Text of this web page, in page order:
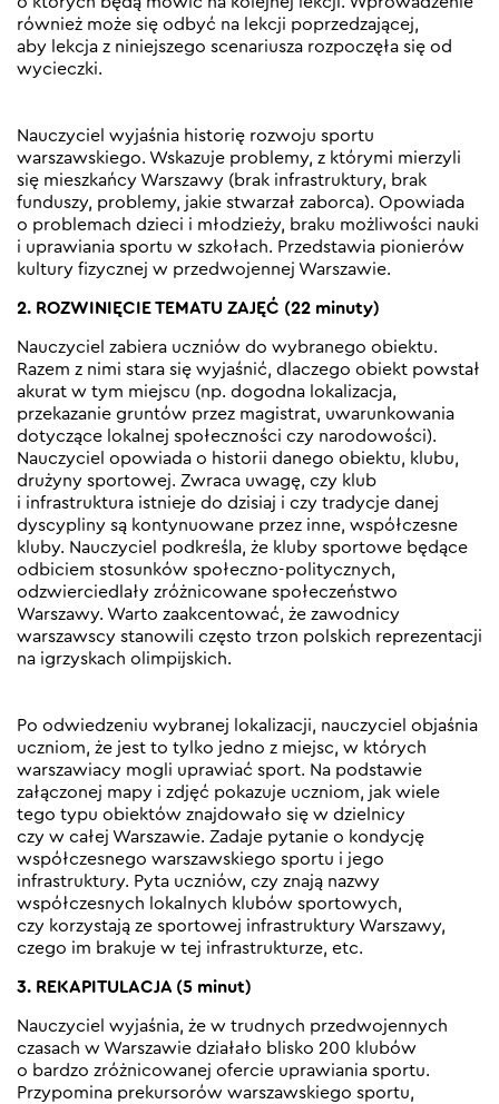
również może się odbyć na lekcji poprzedzającej,
aby lekcja z niniejszego scenariusza rozpoczęła się od
wycieczki.
Nauczyciel wyjaśnia historię rozwoju sportu
warszawskiego. Wskazuje problemy, z którymi mierzyli
się mieszkańcy Warszawy (brak infrastruktury, brak
funduszy, problemy, jakie stwarzał zaborca). Opowiada
o problemach dzieci i młodzieży, braku możliwości nauki
i uprawiania sportu w szkołach. Przedstawia pionierów
kultury fizycznej w przedwojennej Warszawie.
2. ROZWINIĘCIE TEMATU ZAJĘĆ (22 minuty)
Nauczyciel zabiera uczniów do wybranego obiektu.
Razem z nimi stara się wyjaśnić, dlaczego obiekt powstał
akurat w tym miejscu (np. dogodna lokalizacja,
przekazanie gruntów przez magistrat, uwarunkowania
dotyczące lokalnej społeczności czy narodowości).
Nauczyciel opowiada o historii danego obiektu, klubu,
drużyny sportowej. Zwraca uwagę, czy klub
i infrastruktura istnieje do dzisiaj i czy tradycje danej
dyscypliny są kontynuowane przez inne, współczesne
kluby. Nauczyciel podkreśla, że kluby sportowe będące
odbiciem stosunków społeczno-politycznych,
odzwierciedlały zróżnicowane społeczeństwo
Warszawy. Warto zaakcentować, że zawodnicy
warszawscy stanowili często trzon polskich reprezentacji
na igrzyskach olimpijskich.
Po odwiedzeniu wybranej lokalizacji, nauczyciel objaśnia
uczniom, że jest to tylko jedno z miejsc, w których
warszawiacy mogli uprawiać sport. Na podstawie
załączonej mapy i zdjęć pokazuje uczniom, jak wiele
tego typu obiektów znajdowało się w dzielnicy
czy w całej Warszawie. Zadaje pytanie o kondycję
współczesnego warszawskiego sportu i jego
infrastruktury. Pyta uczniów, czy znają nazwy
współczesnych lokalnych klubów sportowych,
czy korzystają ze sportowej infrastruktury Warszawy,
czego im brakuje w tej infrastrukturze, etc.
3. REKAPITULACJA (5 minut)
Nauczyciel wyjaśnia, że w trudnych przedwojennych
czasach w Warszawie działało blisko 200 klubów
o bardzo zróżnicowanej ofercie uprawiania sportu.
Przypomina prekursorów warszawskiego sportu,